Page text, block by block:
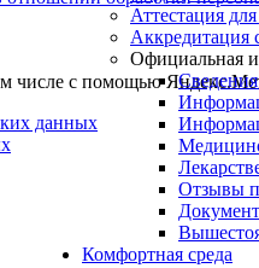
Аттестация
Аккредитация
Официальная
Отзывы
Комфортная среда
числе с помощью
данных